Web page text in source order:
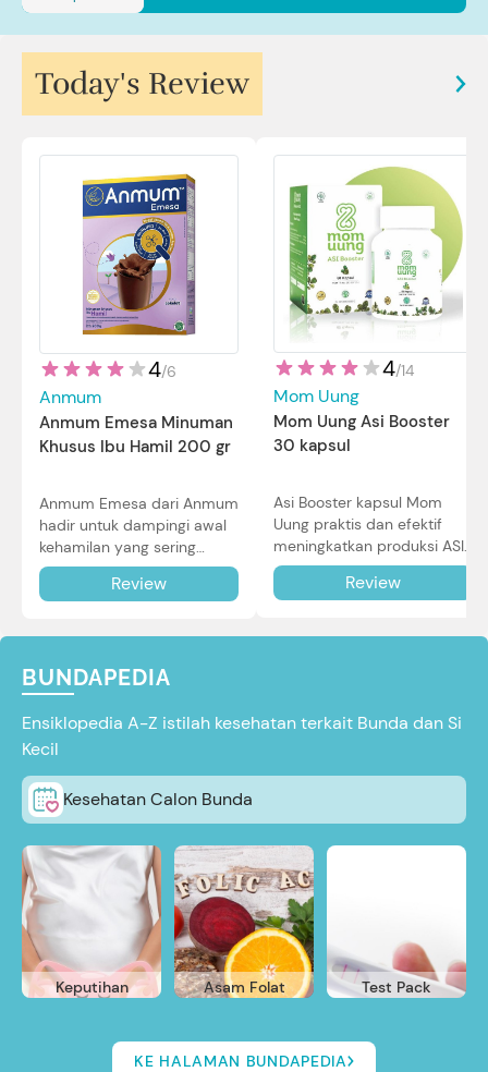
Today's Review
4/6
Anmum
Anmum Emesa Minuman
Khusus Ibu Hamil 200 gr
Anmum Emesa dari Anmum
hadir untuk dampingi awal
kehamilan yang sering
diiringi dengan mual dan
muntah. Simak reviewnya di
Review
4/14
Mom Uung
Mom Uung Asi Booster
30 kapsul
Asi Booster kapsul Mom
Uung praktis dan efektif
meningkatkan produksi ASI
Bunda untuk Si Kecil. Simak
review lengkapnya di sini.
Review
BUNDAPEDIA
Ensiklopedia A-Z istilah kesehatan terkait Bunda dan Si
Kecil
Kesehatan Calon Bunda
Keputihan Asam Folat Test Pack
KE HALAMAN BUNDAPEDIA